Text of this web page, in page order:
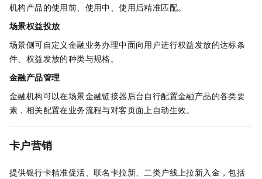
机构产品的使用前、使用中、使用后精准匹配。
场景权益投放
场景侧可自定义金融业务办理中面向用户进行权益发放的达标条
件、权益发放的种类与规格。
金融产品管理
金融机构可以在场景金融链接器后台自行配置金融产品的各类要
素，相关配置在业务流程与对客页面上自动生效。
卡户营销
提供银行卡精准促活、联名卡拉新、二类户线上拉新入金，包括